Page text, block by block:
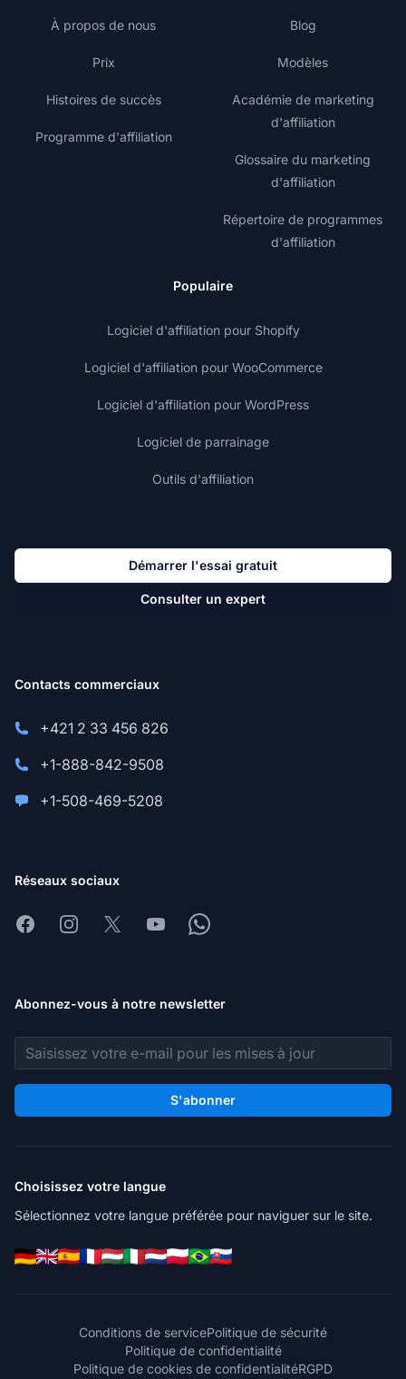
À propos de nous
Prix
Histoires de succès
Programme d'affiliation
Blog
Modèles
Académie de marketing
d'affiliation
Glossaire du marketing
d'affiliation
Répertoire de programmes
d'affiliation
Populaire
Logiciel d'affiliation pour Shopify
Logiciel d'affiliation pour WooCommerce
Logiciel d'affiliation pour WordPress
Logiciel de parrainage
Outils d'affiliation
Démarrer l'essai gratuit
Consulter un expert
Contacts commerciaux
+421 2 33 456 826
+1-888-842-9508
+1-508-469-5208
Réseaux sociaux
FacebookInstagram
X YoutubeWhatsapp
Abonnez-vous à notre newsletter
Adresse e-mail
S'abonner
Choisissez votre langue
Sélectionnez votre langue préférée pour naviguer sur le site.
Conditions de servicePolitique de sécurité
Politique de confidentialité
Politique de cookies de confidentialitéRGPD